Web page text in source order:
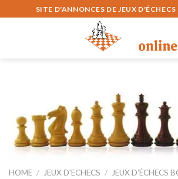
to
SITE D'ANNONCES DE JEUX
HOME / JEUX D'ECHECS / JEUX D’ÉCHECS